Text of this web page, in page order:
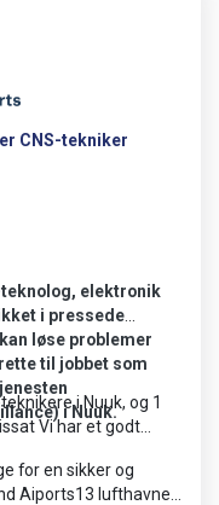
regnskabsopgaver.
CNS-tekniker
elektronik
i pressede
løse problemer
til jobbet som
i Nuuk.
i Nuuk, og 1
Vi har et godt
for en sikker og
Aiports13 lufthavne